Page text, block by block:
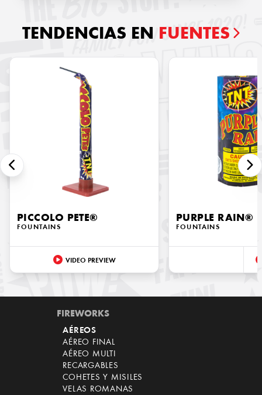
TENDENCIAS EN FUENTES
PICCOLO PETE®
FOUNTAINS
VIDEO PREVIEW
PURPLE RAIN®
FOUNTAINS
FIREWORKS
AÉREOS
AÉREO FINAL
AÉREO MULTI
RECARGABLES
COHETES Y MISILES
VELAS ROMANAS